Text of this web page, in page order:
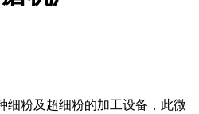
细粉及超细粉的加工设备，此微